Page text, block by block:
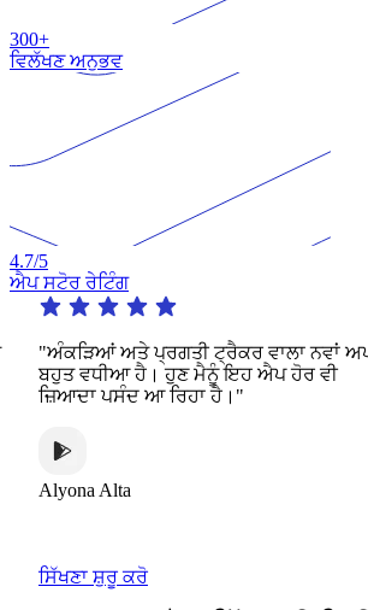
300+
ਵਿਲੱਖਣ ਅਨੁਭਵ
4.7/5
ਐਪ ਸਟੋਰ ਰੇਟਿੰਗ
"ਅੰਕੜਿਆਂ ਅਤੇ ਪ੍ਰਗਤੀ ਟ੍ਰੈਕਰ ਵਾਲਾ ਨਵਾਂ ਅਪਡੇਟ
ਬਹੁਤ ਵਧੀਆ ਹੈ। ਹੁਣ ਮੈਨੂੰ ਇਹ ਐਪ ਹੋਰ ਵੀ
ਜ਼ਿਆਦਾ ਪਸੰਦ ਆ ਰਿਹਾ ਹੈ।"
Alyona Alta
ਸਿੱਖਣਾ ਸ਼ੁਰੂ ਕਰੋ